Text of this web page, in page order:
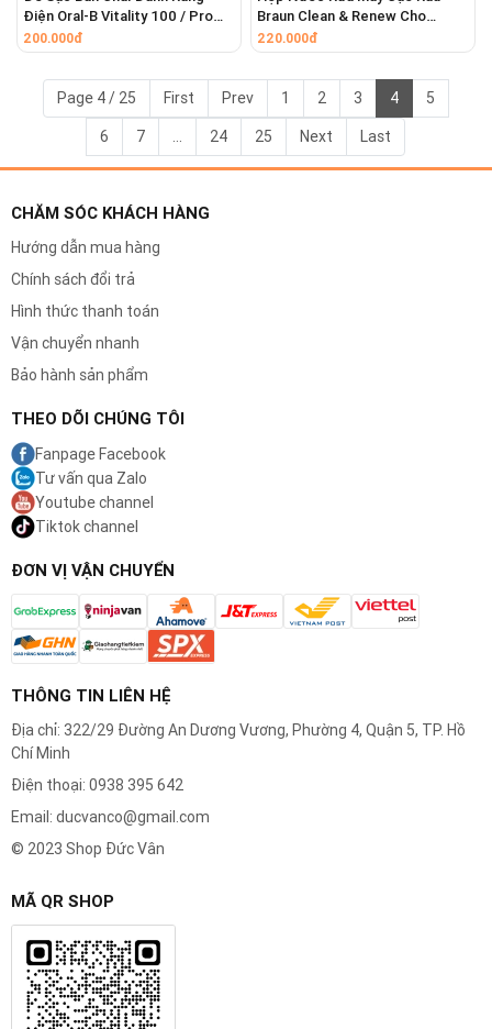
Sửa chữa lỗi nguồn, motor, mạch điều khiển
Thay thế phụ kiện tông đơ
Máy nhổ lông, máy cạo toàn thân
Sửa chữa lỗi nguồn, motor, nhíp gắp
Thay pin máy nhổ lông
Máy tăm nước:
Thay pin máy tăm nước (nếu có)
Vệ sinh, bảo dưỡng máy tăm nước
Cam kết của chúng tôi:
Linh kiện thay thế chính hãng, đảm bảo chất lượng.
Kỹ thuật viên giàu kinh nghiệm, tay nghề cao.
Quy trình sửa chữa đơn giản, nhanh chóng.
Giá cả cạnh tranh, minh bạch.
Điện Oral-B Vitality 100 / Pro
100
200.000đ
Braun Clean & Renew Cho
Series 9 Pro
220.000đ
Page 4 / 25 First Prev 1 2 3 4 5
6 7 24 25 Next Last
CHĂM SÓC KHÁCH HÀNG
Hướng dẫn mua hàng
Chính sách đổi trả
Hình thức thanh toán
Vận chuyển nhanh
Bảo hành sản phẩm
THEO DÕI CHÚNG TÔI
Fanpage Facebook
Tư vấn qua Zalo
Youtube channel
Tiktok channel
ĐƠN VỊ VẬN CHUYỂN
THÔNG TIN LIÊN HỆ
Địa chỉ: 322/29 Đường An Dương Vương, Phường 4, Quận 5, TP. Hồ
Chí Minh
Điện thoại: 0938 395 642
Email: ducvanco@gmail.com
© 2023 Shop Đức Vân
MÃ QR SHOP